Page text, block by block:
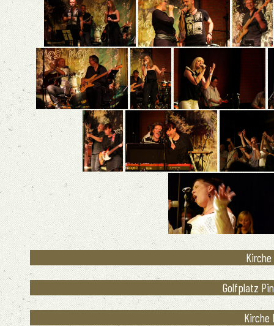
Kirche
Golfplatz
Kirche